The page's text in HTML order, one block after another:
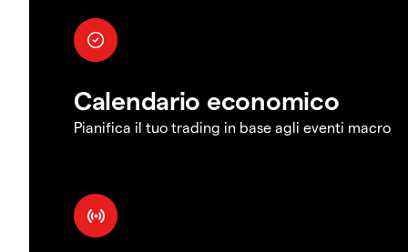
Calendario economico
Pianifica il tuo trading in base agli eventi macro